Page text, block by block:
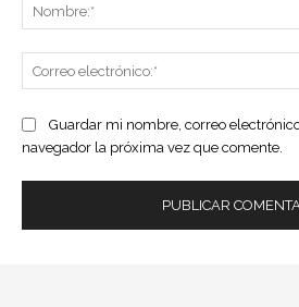
Guardar mi nombre, correo
navegador la próxima vez que comente.